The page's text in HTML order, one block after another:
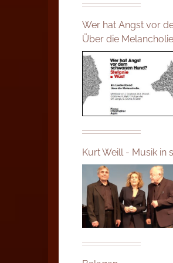
Wer hat Angst vor
Über die Melancholie
Kurt Weill - Musik in